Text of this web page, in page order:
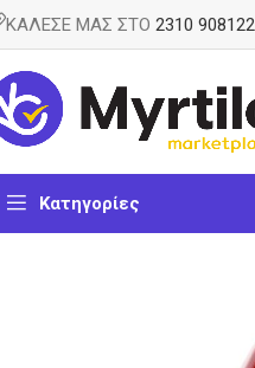
ΚΑΛΕΣΕ ΜΑΣ ΣΤΟ 2310 908122
Κατηγορίες